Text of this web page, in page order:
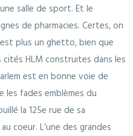
salle de sport. Et le
de pharmacies. Certes, on
plus un ghetto, bien que
HLM construites dans les
est en bonne voie de
fades emblèmes du
la 125e rue de sa
coeur. L’une des grandes